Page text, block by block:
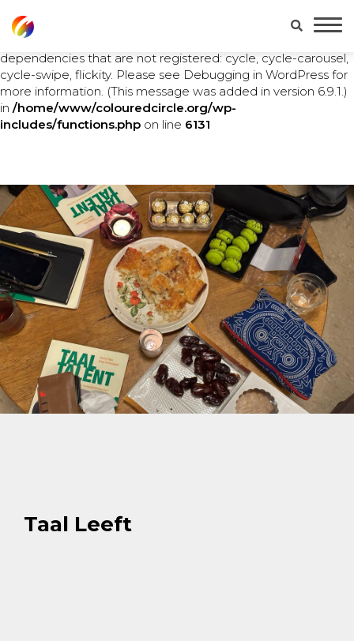
Notice incorrectly.
The script with the handle "main" was enqueued with
dependencies that are not registered: cycle, cycle-carousel,
cycle-swipe, flickity. Please see Debugging in WordPress for
more information. (This message was added in version 6.9.1.)
in /home/www/colouredcircle.org/wp-
includes/functions.php on line 6131
Taal Leeft